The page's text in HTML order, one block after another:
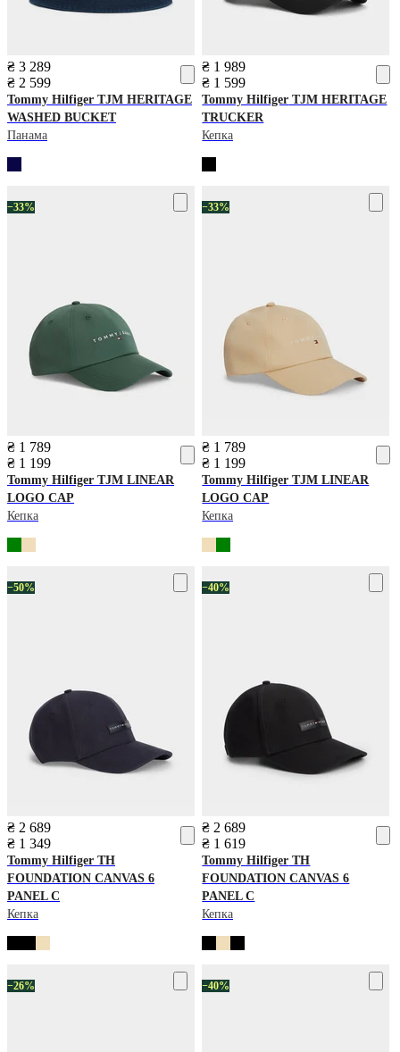
₴ 3 289
₴ 2 599
Tommy Hilfiger TJM HERITAGE
WASHED BUCKET
Панама
₴ 1 989
₴ 1 599
Tommy Hilfiger TJM HERITAGE
TRUCKER
Кепка
−33%
₴ 1 789
₴ 1 199
Tommy Hilfiger TJM LINEAR
LOGO CAP
Кепка
−33%
₴ 1 789
₴ 1 199
Tommy Hilfiger TJM LINEAR
LOGO CAP
Кепка
−50%
₴ 2 689
₴ 1 349
Tommy Hilfiger TH
FOUNDATION CANVAS 6
PANEL C
Кепка
−40%
₴ 2 689
₴ 1 619
Tommy Hilfiger TH
FOUNDATION CANVAS 6
PANEL C
Кепка
−26% −40%